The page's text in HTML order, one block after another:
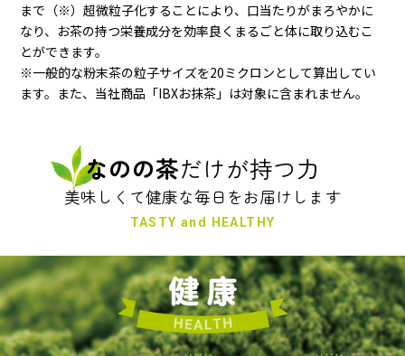
まで（※）超微粒子化することにより、口当たりがまろやかに
なり、お茶の持つ栄養成分を効率良くまるごと体に取り込むこ
とができます。
※一般的な粉末茶の粒子サイズを20ミクロンとして算出してい
ます。また、当社商品「IBXお抹茶」は対象に含まれません。
なのの茶だけが持つ力
美味しくて健康な毎日をお届けします
TASTY and HEALTHY